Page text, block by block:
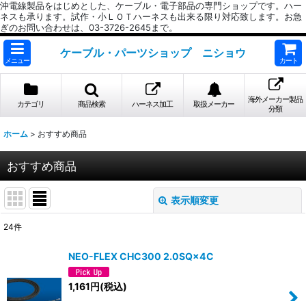
沖電線製品をはじめとした、ケーブル・電子部品の専門ショップです。ハー
ネスも承ります。試作・小ＬＯＴハーネスも出来る限り対応致します。お急
ぎのお問い合わせは、03-3726-2645まで。
メニュー
ケーブル・パーツショップ ニショウ
カート
カテゴリ 商品検索 ハーネス加工 取扱メーカー
海外メーカー製品
分類
ホーム > おすすめ商品
おすすめ商品
表示順変更
並び順:
24件
NEO-FLEX CHC300 2.0SQ×4C
1,161円(税込)